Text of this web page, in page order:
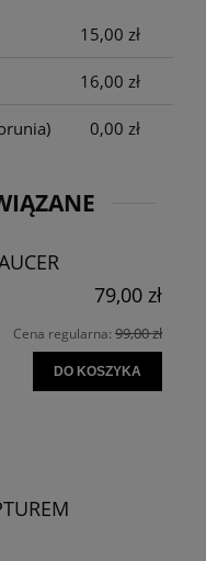
15,00 zł
16,00 zł
0,00 zł
79,00 zł
Cena regularna: 99,00 zł
DO KOSZYKA